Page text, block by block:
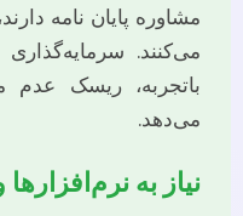
مشاوره پایان نامه
می‌کنند.
باتجربه، ریسک
می‌دهد.
نیاز به